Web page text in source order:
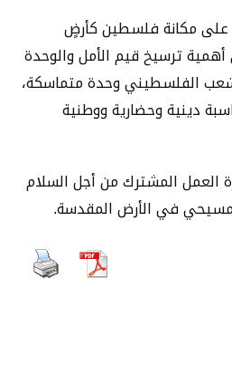
على مكانة فلسطين كأرضٍ
أهمية ترسيخ قيم الأمل والوحدة
الفلسطيني وحدة متماسكة،
دينية وحضارية ووطنية
العمل المشترك من أجل السلام
في الأرض المقدسة.